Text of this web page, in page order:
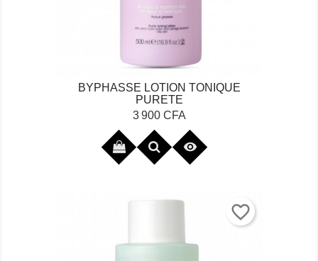
BYPHASSE LOTION TONIQUE
PURETE
Prix
3 900 CFA

favorite_border